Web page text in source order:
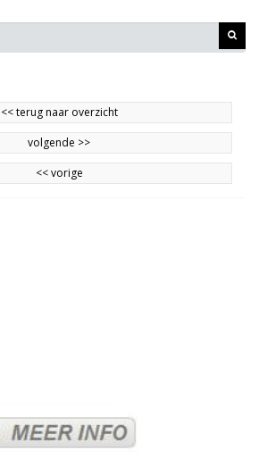
<<terug naar overzicht
volgende >>
<<vorige